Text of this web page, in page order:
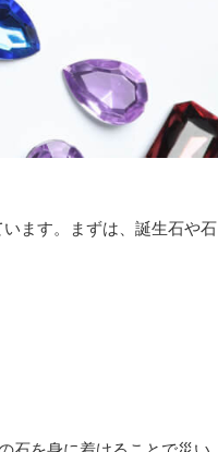
ます。まずは、誕生石や石